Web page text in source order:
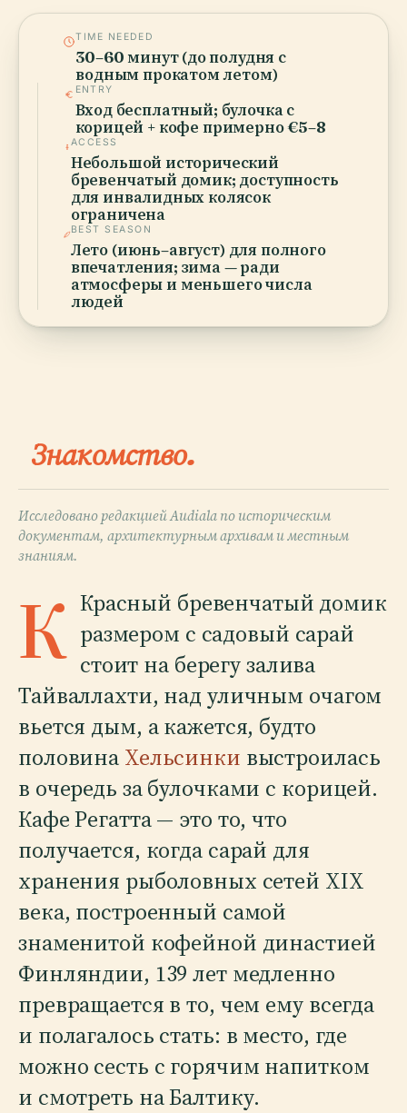
TIME NEEDED
30–60 минут (до полудня с
водным прокатом летом)
ENTRY
Вход бесплатный; булочка с
корицей + кофе примерно €5–8
ACCESS
Небольшой исторический
бревенчатый домик; доступность
для инвалидных колясок
ограничена
BEST SEASON
Лето (июнь–август) для полного
впечатления; зима — ради
атмосферы и меньшего числа
людей
Знакомство.
Исследовано редакцией Audiala по историческим
документам, архитектурным архивам и местным
знаниям.
К Красный бревенчатый домик
размером с садовый сарай
стоит на берегу залива
Тайваллахти, над уличным очагом
вьется дым, а кажется, будто
половина Хельсинки выстроилась
в очередь за булочками с корицей.
Кафе Регатта — это то, что
получается, когда сарай для
хранения рыболовных сетей XIX
века, построенный самой
знаменитой кофейной династией
Финляндии, 139 лет медленно
превращается в то, чем ему всегда
и полагалось стать: в место, где
можно сесть с горячим напитком
и смотреть на Балтику.